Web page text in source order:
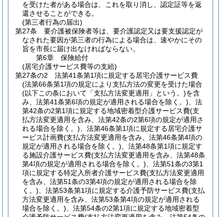
を受けた者がある場合は、これを取り消し、認定証等を返
還させることができる。
(第三者行為の届出)
第27条
要介護被保険者等は、要介護認定又は要支援認定が
なされた要因が第三者の行為による場合は、速やかにその
旨を市長に届け出なければならない。
第6章
保険給付
(居宅介護サービス費等の支給)
第27条の2
法第41条第1項に規定する居宅介護サービス費
(法第66条第1項の規定により支払方法の変更を受けた場合
(以下この条において「支払方法変更適用」という。)を含
み、法第41条第6項の規定が適用される場合を除く。) 、法
第42条の2第1項に規定する地域密着型介護サービス費(支
払方法変更適用を含み、法第42条の2第6項の規定が適用さ
れる場合を除く。) 、法第46条第1項に規定する居宅介護サ
ービス計画費(支払方法変更適用を含み、法第46条第4項の
規定が適用される場合を除く。) 、法第48条第1項に規定す
る施設介護サービス費(支払方法変更適用を含み、法第48条
第4項の規定が適用される場合を除く。) 、法第51条の3第1
項に規定する特定入所者介護サービス費(支払方法変更適用
を含み、法第51条の3第4項の規定が適用される場合を除
く。) 、法第53条第1項に規定する介護予防サービス費(支払
方法変更適用を含み、法第53条第4項の規定が適用される
場合を除く。) 、法第54条の2第1項に規定する地域密着型